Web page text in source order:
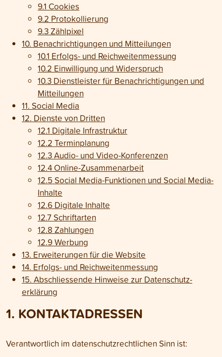
9.1 Cookies
9.2 Protokollierung
9.3 Zählpixel
10. Benach­richti­gungen und Mit­teilungen
10.1 Erfolgs- und Reichweiten­messung
10.2 Einwilligung und Wider­spruch
10.3 Dienst­leister für Benach­richti­gungen und
Mit­teilungen
11. Social Media
12. Dienste von Dritten
12.1 Digitale Infrastruktur
12.2 Terminplanung
12.3 Audio- und Video-Konferenzen
12.4 Online-Zusammenarbeit
12.5 Social Media-Funktionen und Social Media-
Inhalte
12.6 Digitale Inhalte
12.7 Schriftarten
12.8 Zahlungen
12.9 Werbung
13. Erweiterungen für die Website
14. Erfolgs- und Reichweiten­messung
15. Abschliessende Hinweise zur Daten­schutz­
erklärung
1. KONTAKT­ADRESSEN
Verantwortlich im daten­schutz­rechtlichen Sinn ist: